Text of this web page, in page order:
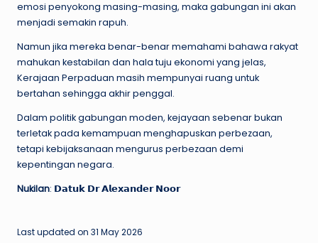
emosi penyokong masing-masing, maka gabungan ini akan
menjadi semakin rapuh.
Namun jika mereka benar-benar memahami bahawa rakyat
mahukan kestabilan dan hala tuju ekonomi yang jelas,
Kerajaan Perpaduan masih mempunyai ruang untuk
bertahan sehingga akhir penggal.
Dalam politik gabungan moden, kejayaan sebenar bukan
terletak pada kemampuan menghapuskan perbezaan,
tetapi kebijaksanaan mengurus perbezaan demi
kepentingan negara.
Nukilan: 𝗗𝗮𝘁𝘂𝗸 𝗗𝗿 𝗔𝗹𝗲𝘅𝗮𝗻𝗱𝗲𝗿 𝗡𝗼𝗼𝗿
Last updated on 31 May 2026